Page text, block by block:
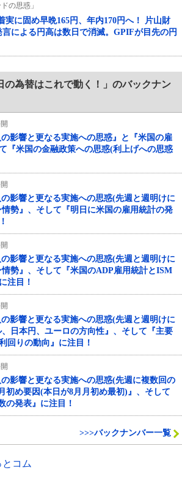
の思惑」
実に固め早晩165円、年内170円へ！ 片山財
による円高は数日で消滅。GPIFが目先の円
の為替はこれで動く！」のバックナン
影響と更なる実施への思惑』と『米国の雇
『米国の金融政策への思惑(利上げへの思惑
影響と更なる実施への思惑(先週と週明けに
勢』、そして『明日に米国の雇用統計の発
影響と更なる実施への思惑(先週と週明けに
勢』、そして『米国のADP雇用統計とISM
注目！
影響と更なる実施への思惑(先週と週明けに
日本円、ユーロの方向性』、そして『主要
回りの動向』に注目！
影響と更なる実施への思惑(先週に複数回の
初め要因(本日が8月月初め最初)』、そして
の発表』に注目！
>>>バックナンバー一覧